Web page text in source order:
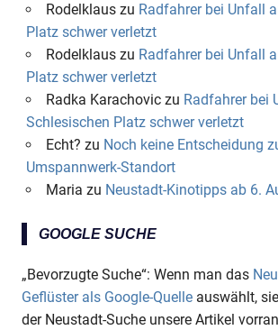
Rodelklauszu Radfahrer bei Unfall
Platz schwer verletzt
Rodelklauszu Radfahrer bei Unfall
Platz schwer verletzt
Radka Karachoviczu Radfahrer bei
Schlesischen Platz schwer verletzt
Echt? zu Noch keine Entscheidung
Umspannwerk-Standort
Maria zu Neustadt-Kinotipps ab 6.
GOOGLE SUCHE
„Bevorzugte Suche“: Wenn man das
Geflüster als Google-Quelle auswählt,
der Neustadt-Suche unsere Artikel